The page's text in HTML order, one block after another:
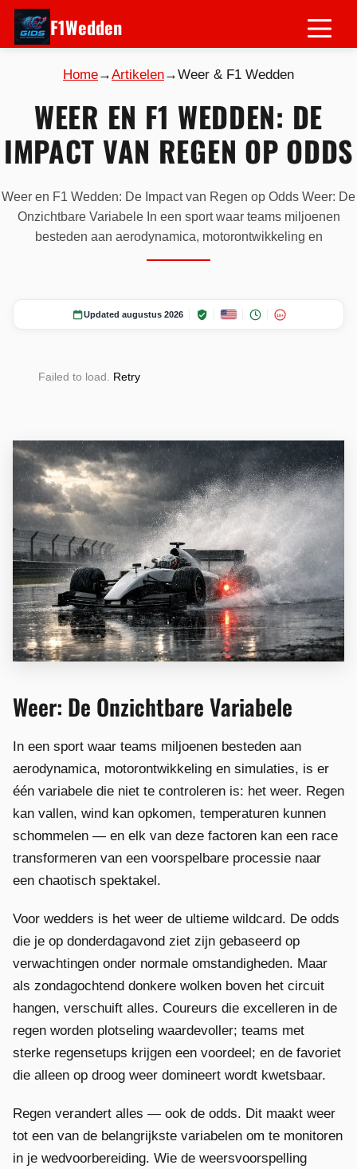
F1Wedden
Home→Artikelen→Weer & F1 Wedden
WEER EN F1 WEDDEN: DE
IMPACT VAN REGEN OP ODDS
Weer en F1 Wedden: De Impact van Regen op Odds Weer: De
Onzichtbare Variabele In een sport waar teams miljoenen
besteden aan aerodynamica, motorontwikkeling en
Updated augustus 2026 18+
Failed to load. Retry
Weer: De Onzichtbare Variabele
In een sport waar teams miljoenen besteden aan
aerodynamica, motorontwikkeling en simulaties, is er
één variabele die niet te controleren is: het weer. Regen
kan vallen, wind kan opkomen, temperaturen kunnen
schommelen — en elk van deze factoren kan een race
transformeren van een voorspelbare processie naar
een chaotisch spektakel.
Voor wedders is het weer de ultieme wildcard. De odds
die je op donderdagavond ziet zijn gebaseerd op
verwachtingen onder normale omstandigheden. Maar
als zondagochtend donkere wolken boven het circuit
hangen, verschuift alles. Coureurs die excelleren in de
regen worden plotseling waardevoller; teams met
sterke regensetups krijgen een voordeel; en de favoriet
die alleen op droog weer domineert wordt kwetsbaar.
Regen verandert alles — ook de odds. Dit maakt weer
tot een van de belangrijkste variabelen om te monitoren
in je wedvoorbereiding. Wie de weersvoorspelling